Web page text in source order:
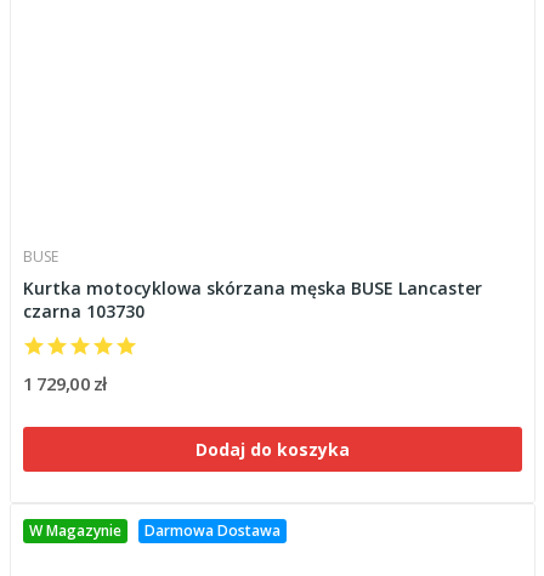
BUSE
Kurtka motocyklowa skórzana męska BUSE Lancaster
czarna 103730
1 729,00 zł
Dodaj do koszyka
W Magazynie Darmowa Dostawa